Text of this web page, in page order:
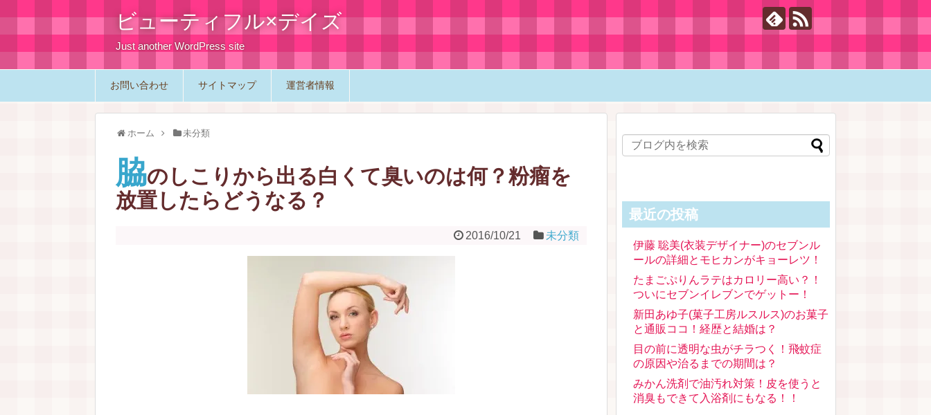
ビューティフル×デイズ
Just another WordPress site
お問い合わせ サイトマップ 運営者情報
ホーム 未分類
脇のしこりから出る白くて臭いのは何？粉瘤を
放置したらどうなる？
2016/10/21 未分類
最近の投稿
伊藤 聡美(衣装デザイナー)のセブンル
ールの詳細とモヒカンがキョーレツ！
たまごぷりんラテはカロリー高い？！
ついにセブンイレブンでゲットー！
新田あゆ子(菓子工房ルスルス)のお菓子
と通販ココ！経歴と結婚は？
目の前に透明な虫がチラつく！飛蚊症
の原因や治るまでの期間は？
みかん洗剤で油汚れ対策！皮を使うと
消臭もできて入浴剤にもなる！！